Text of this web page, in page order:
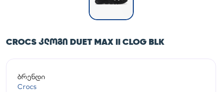
CROCS ᲙᲚᲝᲒᲘ DUET MAX II CLOG BLK
ბრენდი
Crocs